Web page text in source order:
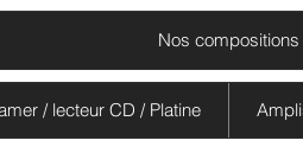
/ lecteur CD / Platine
Nos